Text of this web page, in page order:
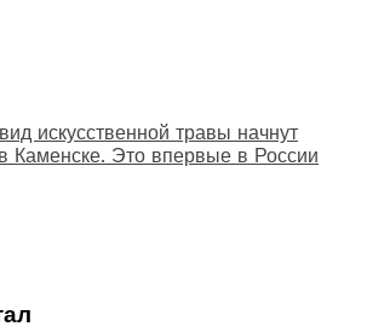
искусственной травы начнут
Каменске. Это впервые в России